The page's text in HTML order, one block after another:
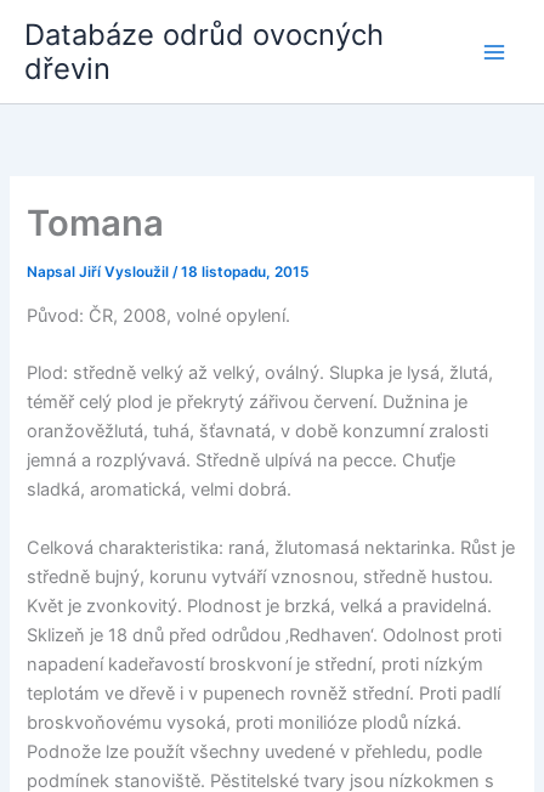
obsah
Databáze odrůd ovocných
dřevin
Tomana
NapsalJiří Vysloužil/18 listopadu, 2015
Původ: ČR, 2008, volné opylení.
Plod: středně velký až velký, oválný. Slupka je lysá, žlutá,
téměř celý plod je překrytý zářivou červení. Dužnina je
oranžověžlutá, tuhá, šťavnatá, v době konzumní zralosti
jemná a rozplývavá. Středně ulpívá na pecce. Chuťje
sladká, aromatická, velmi dobrá.
Celková charakteristika: raná, žlutomasá nektarinka. Růst je
středně bujný, korunu vytváří vznosnou, středně hustou.
Květ je zvonkovitý. Plodnost je brzká, velká a pravidelná.
Sklizeň je 18 dnů před odrůdou ‚Redhaven‘. Odolnost proti
napadení kadeřavostí broskvoní je střední, proti nízkým
teplotám ve dřevě i v pupenech rovněž střední. Proti padlí
broskvoňovému vysoká, proti monilióze plodů nízká.
Podnože lze použít všechny uvedené v přehledu, podle
podmínek stanoviště. Pěstitelské tvary jsou nízkokmen s